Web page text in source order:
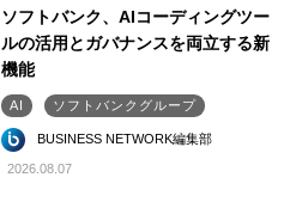
ソフトバンク、AIコーディングツー
ルの活用とガバナンスを両立する新
機能
AI ソフトバンクグループ
BUSINESS NETWORK編集部
2026.08.07